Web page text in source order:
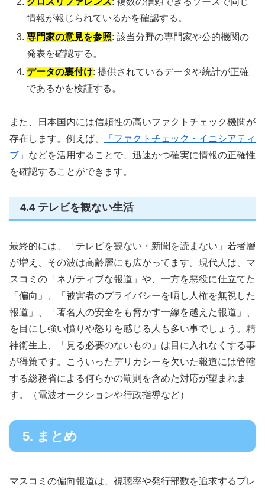
情報が報じられているかを確認する。
専門家の意見を参照: 該当分野の専門家や公的機関の
発表を確認する。
データの裏付け: 提供されているデータや統計が正確
であるかを検証する。
また、日本国内には信頼性の高いファクトチェック機関が
存在します。例えば、
「ファクトチェック・イニシアティ
ブ」 などを活用することで、迅速かつ確実に情報の正確性
を確認することができます。
4.4 テレビを観ない生活
最終的には、「テレビを観ない・新聞を読まない」若者層
が増え、その波は高齢層にも広がってます。現代人は、マ
スコミの「ネガティブな報道」や、一方を悪役に仕立てた
「偏向」、「被害者のプライバシーを晒し人権を無視した
報道」、「著名人の安全をも脅かす一線を越えた報道」、
を目にし強い憤りや怒りを感じる人も多い事でしょう。精
神衛生上、「見る必要のないもの」は目に入れなくする事
が得策です。こういったデリカシーを欠いた報道には管轄
する総務省による何らかの罰則を含めた対応が望まれま
す。（電波オークションや行政指導など）
5. まとめ
マスコミの偏向報道は、視聴率や発行部数を追求するプレ